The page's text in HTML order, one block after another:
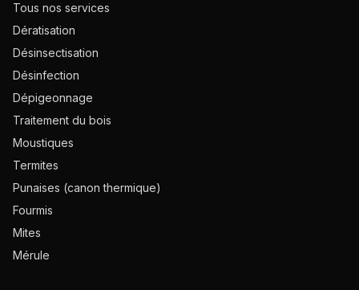
Tous nos services
Dératisation
Désinsectisation
Désinfection
Dépigeonnage
Traitement du bois
Moustiques
Termites
Punaises (canon thermique)
Fourmis
Mites
Mérule